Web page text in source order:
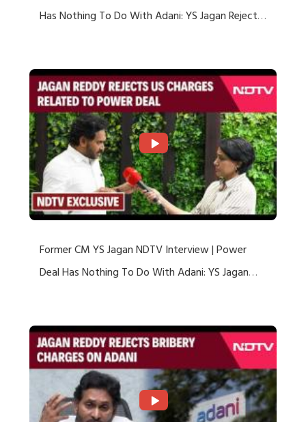
Has Nothing To Do With Adani: YS Jagan Rejects
Former CM YS Jagan NDTV Interview | Power
Deal Has Nothing To Do With Adani: YS Jagan